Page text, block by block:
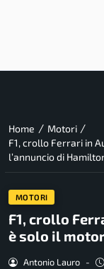
Home / Motori /
F1, crollo Ferrari in
l’annuncio di
MOTORI
F1, crollo
è solo il
Antonio Lauro -